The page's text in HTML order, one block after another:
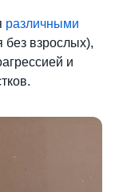
различными
без взрослых),
и